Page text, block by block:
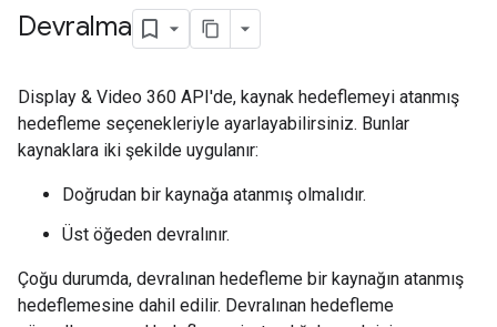
Devralma
Display & Video 360 API'de, kaynak hedeflemeyi atanmış
hedefleme seçenekleriyle ayarlayabilirsiniz. Bunlar
kaynaklara iki şekilde uygulanır:
Doğrudan bir kaynağa atanmış olmalıdır.
Üst öğeden devralınır.
Çoğu durumda, devralınan hedefleme bir kaynağın atanmış
hedeflemesine dahil edilir. Devralınan hedefleme